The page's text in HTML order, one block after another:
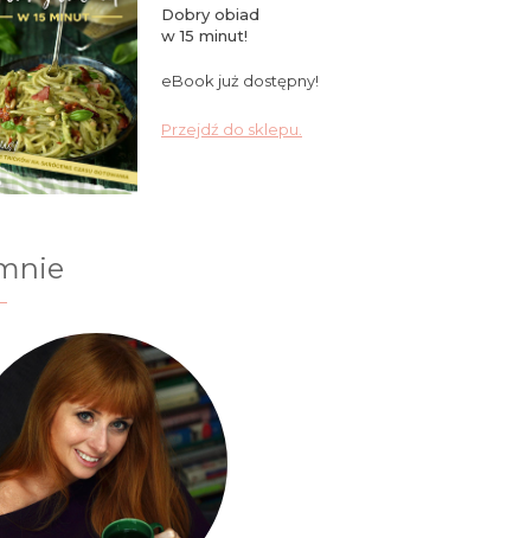
Dobry obiad
w 15 minut!
eBook już dostępny!
Przejdź do sklepu.